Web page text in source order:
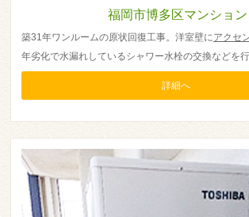
福岡市博多区マンション
築31年ワンルームの原状回復工事。洋室壁にアクセ
年劣化で水漏れしているシャワー水栓の交換などを行
詳細へ